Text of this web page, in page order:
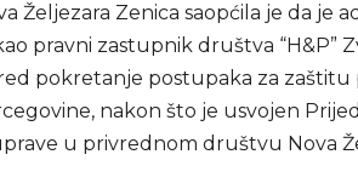
Željezara Zenica saopćila je da je
pravni zastupnik društva “H&P”
pokretanje postupaka za zaštitu
nakon što je usvojen
u privrednom društvu Nova